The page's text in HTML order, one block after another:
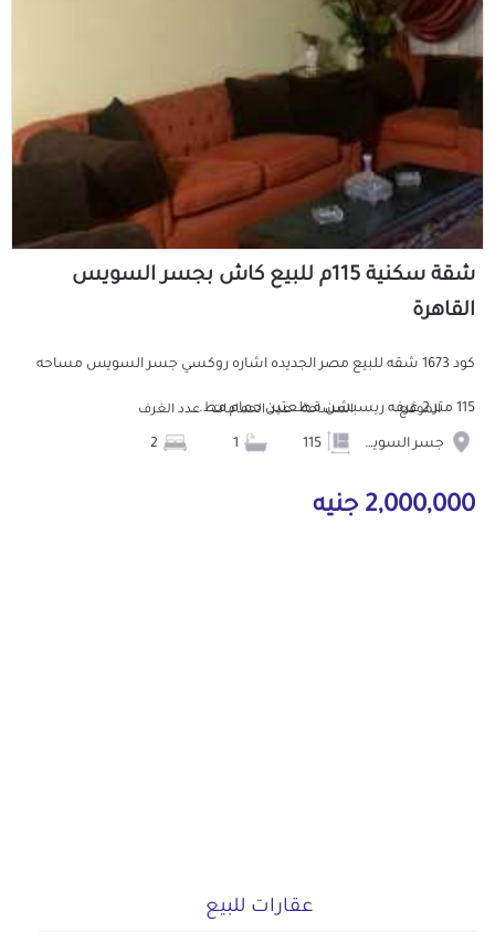
شقة سكنية 115م للبيع كاش بجسر السويس
القاهرة
كود 1673 شقه للبيع مصر الجديده اشاره روكسي جسر السويس مساحه
115 متر 2 غرفه ريسبشن قطعتين حمام مط... الموقع
جسر السويس
المساحة عدد الحمامات عدد الغرف
2,000,000 جنيه
عقارات للبيع